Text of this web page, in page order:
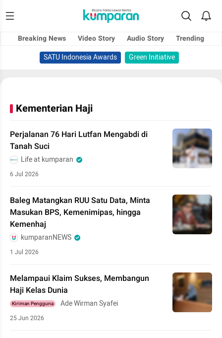
Breaking News Video Story Audio Story
Trending
SATU Indonesia Awards
Green Initiative
Kementerian Haji
Perjalanan 76 Hari Lutfan Mengabdi di
Tanah Suci
Life at kumparan
6 Jul 2026
Baleg Matangkan RUU Satu Data, Minta
Masukan BPS, Kemenimipas, hingga
Kemenhaj
kumparanNEWS
1 Jul 2026
Melampaui Klaim Sukses, Membangun
Haji Kelas Dunia
Kiriman Pengguna Ade Wirman Syafei
25 Jun 2026